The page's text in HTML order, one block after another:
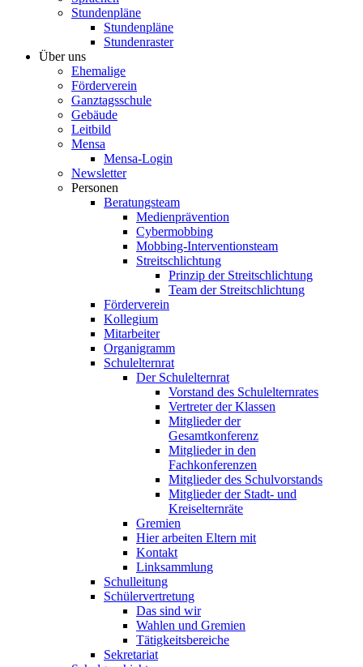
Stundenpläne
Stundenpläne
Stundenraster
Über uns
Ehemalige
Förderverein
Ganztagsschule
Gebäude
Leitbild
Mensa
Mensa-Login
Newsletter
Personen
Beratungsteam
Medienprävention
Cybermobbing
Mobbing-Interventionsteam
Streitschlichtung
Prinzip der Streitschlichtung
Team der Streitschlichtung
Förderverein
Kollegium
Mitarbeiter
Organigramm
Schulelternrat
Der Schulelternrat
Vorstand des Schulelternrates
Vertreter der Klassen
Mitglieder der
Gesamtkonferenz
Mitglieder in den
Fachkonferenzen
Mitglieder des Schulvorstands
Mitglieder der Stadt- und
Kreiselternräte
Gremien
Hier arbeiten Eltern mit
Kontakt
Linksammlung
Schulleitung
Schülervertretung
Das sind wir
Wahlen und Gremien
Tätigkeitsbereiche
Sekretariat